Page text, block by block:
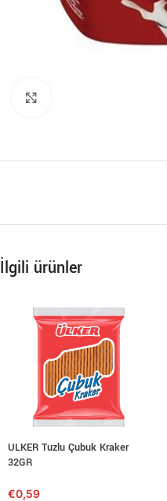
İlgili ürünler
ULKER Tuzlu Çubuk Kraker
32GR
€0,59